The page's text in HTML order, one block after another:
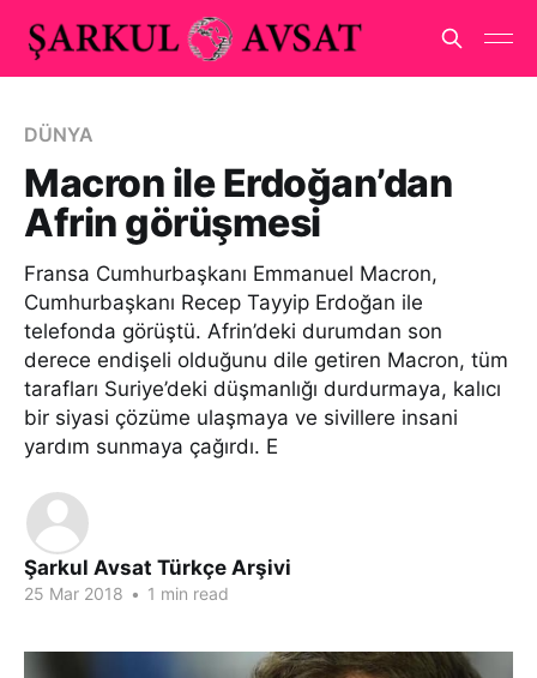
DÜNYA
Macron ile Erdoğan’dan
Afrin görüşmesi
Fransa Cumhurbaşkanı Emmanuel Macron,
Cumhurbaşkanı Recep Tayyip Erdoğan ile
telefonda görüştü. Afrin’deki durumdan son
derece endişeli olduğunu dile getiren Macron, tüm
tarafları Suriye’deki düşmanlığı durdurmaya, kalıcı
bir siyasi çözüme ulaşmaya ve sivillere insani
yardım sunmaya çağırdı. E
Şarkul Avsat Türkçe Arşivi
25 Mar 2018 • 1 min read